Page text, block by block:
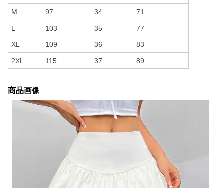
M 97 34 71
L 103 35 77
XL 109 36 83
2XL 115 37 89
商品画像